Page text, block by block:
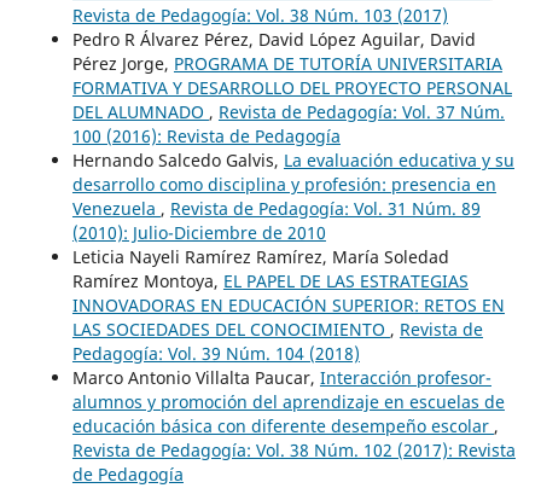
Revista de Pedagogía: Vol. 38 Núm. 103 (2017)
Pedro R Álvarez Pérez, David López Aguilar, David
Pérez Jorge, PROGRAMA DE TUTORÍA UNIVERSITARIA
FORMATIVA Y DESARROLLO DEL PROYECTO PERSONAL
DEL ALUMNADO , Revista de Pedagogía: Vol. 37 Núm.
100 (2016): Revista de Pedagogía
Hernando Salcedo Galvis, La evaluación educativa y su
desarrollo como disciplina y profesión: presencia en
Venezuela , Revista de Pedagogía: Vol. 31 Núm. 89
(2010): Julio-Diciembre de 2010
Leticia Nayeli Ramírez Ramírez, María Soledad
Ramírez Montoya, EL PAPEL DE LAS ESTRATEGIAS
INNOVADORAS EN EDUCACIÓN SUPERIOR: RETOS EN
LAS SOCIEDADES DEL CONOCIMIENTO , Revista de
Pedagogía: Vol. 39 Núm. 104 (2018)
Marco Antonio Villalta Paucar, Interacción profesor-
alumnos y promoción del aprendizaje en escuelas de
educación básica con diferente desempeño escolar ,
Revista de Pedagogía: Vol. 38 Núm. 102 (2017): Revista
de Pedagogía